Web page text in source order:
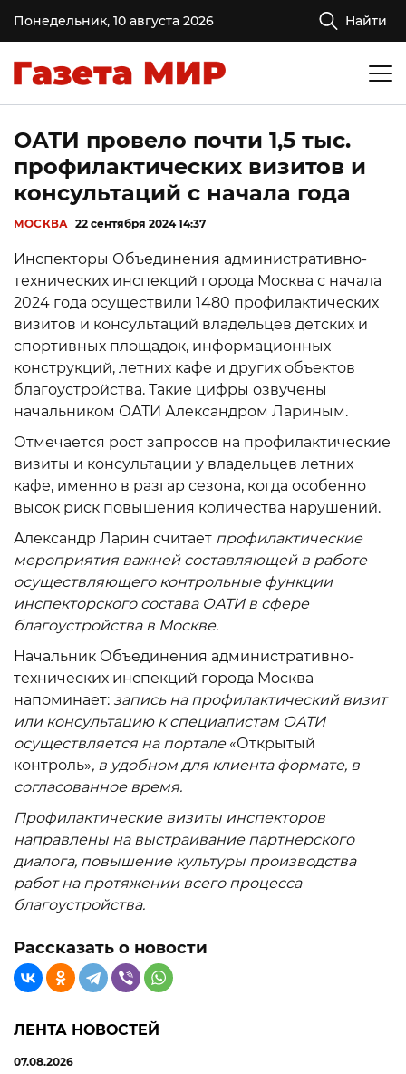
Понедельник, 10 августа 2026 Найти
ОАТИ провело почти 1,5 тыс.
профилактических визитов и
консультаций с начала года
МОСКВА 22 сентября 2024 14:37
Инспекторы Объединения административно-
технических инспекций города Москва с начала
2024 года осуществили 1480 профилактических
визитов и консультаций владельцев детских и
спортивных площадок, информационных
конструкций, летних кафе и других объектов
благоустройства. Такие цифры озвучены
начальником ОАТИ Александром Лариным.
Отмечается рост запросов на профилактические
визиты и консультации у владельцев летних
кафе, именно в разгар сезона, когда особенно
высок риск повышения количества нарушений.
Александр Ларин считает профилактические
мероприятия важней составляющей в работе
осуществляющего контрольные функции
инспекторского состава ОАТИ в сфере
благоустройства в Москве.
Начальник Объединения административно-
технических инспекций города Москва
напоминает: запись на профилактический визит
или консультацию к специалистам ОАТИ
осуществляется на портале «Открытый
контроль», в удобном для клиента формате, в
согласованное время.
Профилактические визиты инспекторов
направлены на выстраивание партнерского
диалога, повышение культуры производства
работ на протяжении всего процесса
благоустройства.
Рассказать о новости
ЛЕНТА НОВОСТЕЙ
07.08.2026